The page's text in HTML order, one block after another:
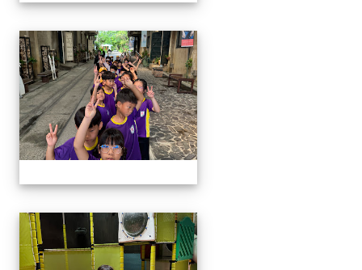
114學年二年級戶外教學
114學年二年級戶外教學